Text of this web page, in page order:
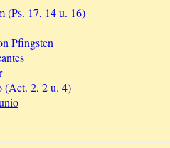
(Ps. 17, 14 u. 16)
Pfingsten
(Act. 2, 2 u. 4)